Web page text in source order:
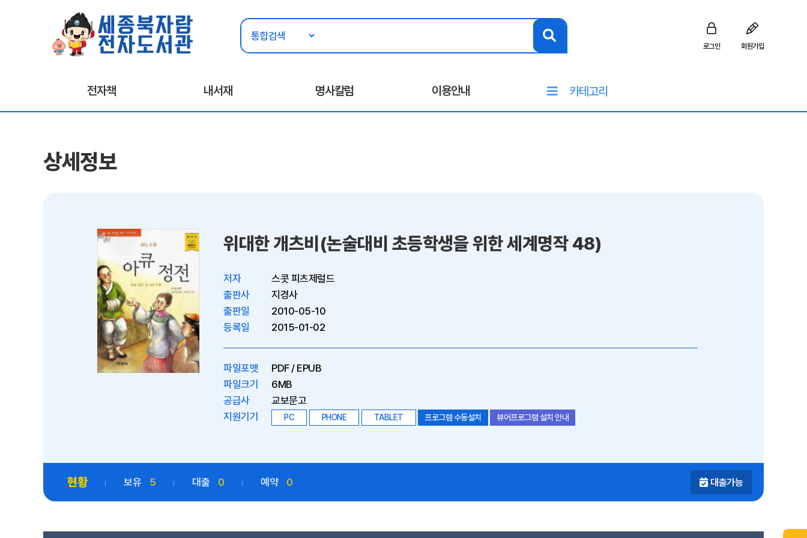
로그인 회원가입
전자책 내서재 명사칼럼 이용안내 카테고리
상세정보
위대한 개츠비(논술대비 초등학생을 위한 세계명작 48)
저자
스콧 피츠제럴드
출판사
지경사
출판일
2010-05-10
등록일
2015-01-02
파일포맷
PDF / EPUB
파일크기
6MB
공급사
교보문고
지원기기
PC PHONE TABLET 프로그램 수동설치 뷰어프로그램 설치 안내
현황 보유 5 대출 0 예약 0 대출가능